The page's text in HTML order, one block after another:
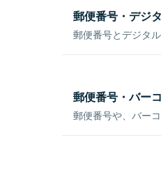
郵便番号・デジ
郵便番号とデジタ
郵便番号・バー
郵便番号や、バー